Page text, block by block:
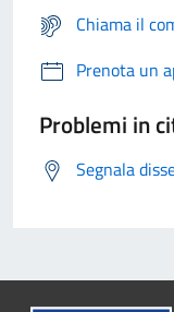
Chiama il
Prenota un
Problemi in
Segnala